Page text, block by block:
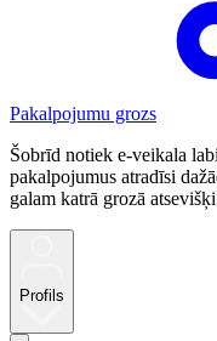
Pakalpojumu grozs
Šobrīd notiek e-veikala
pakalpojumus atradīsi
galam katrā grozā
Profils